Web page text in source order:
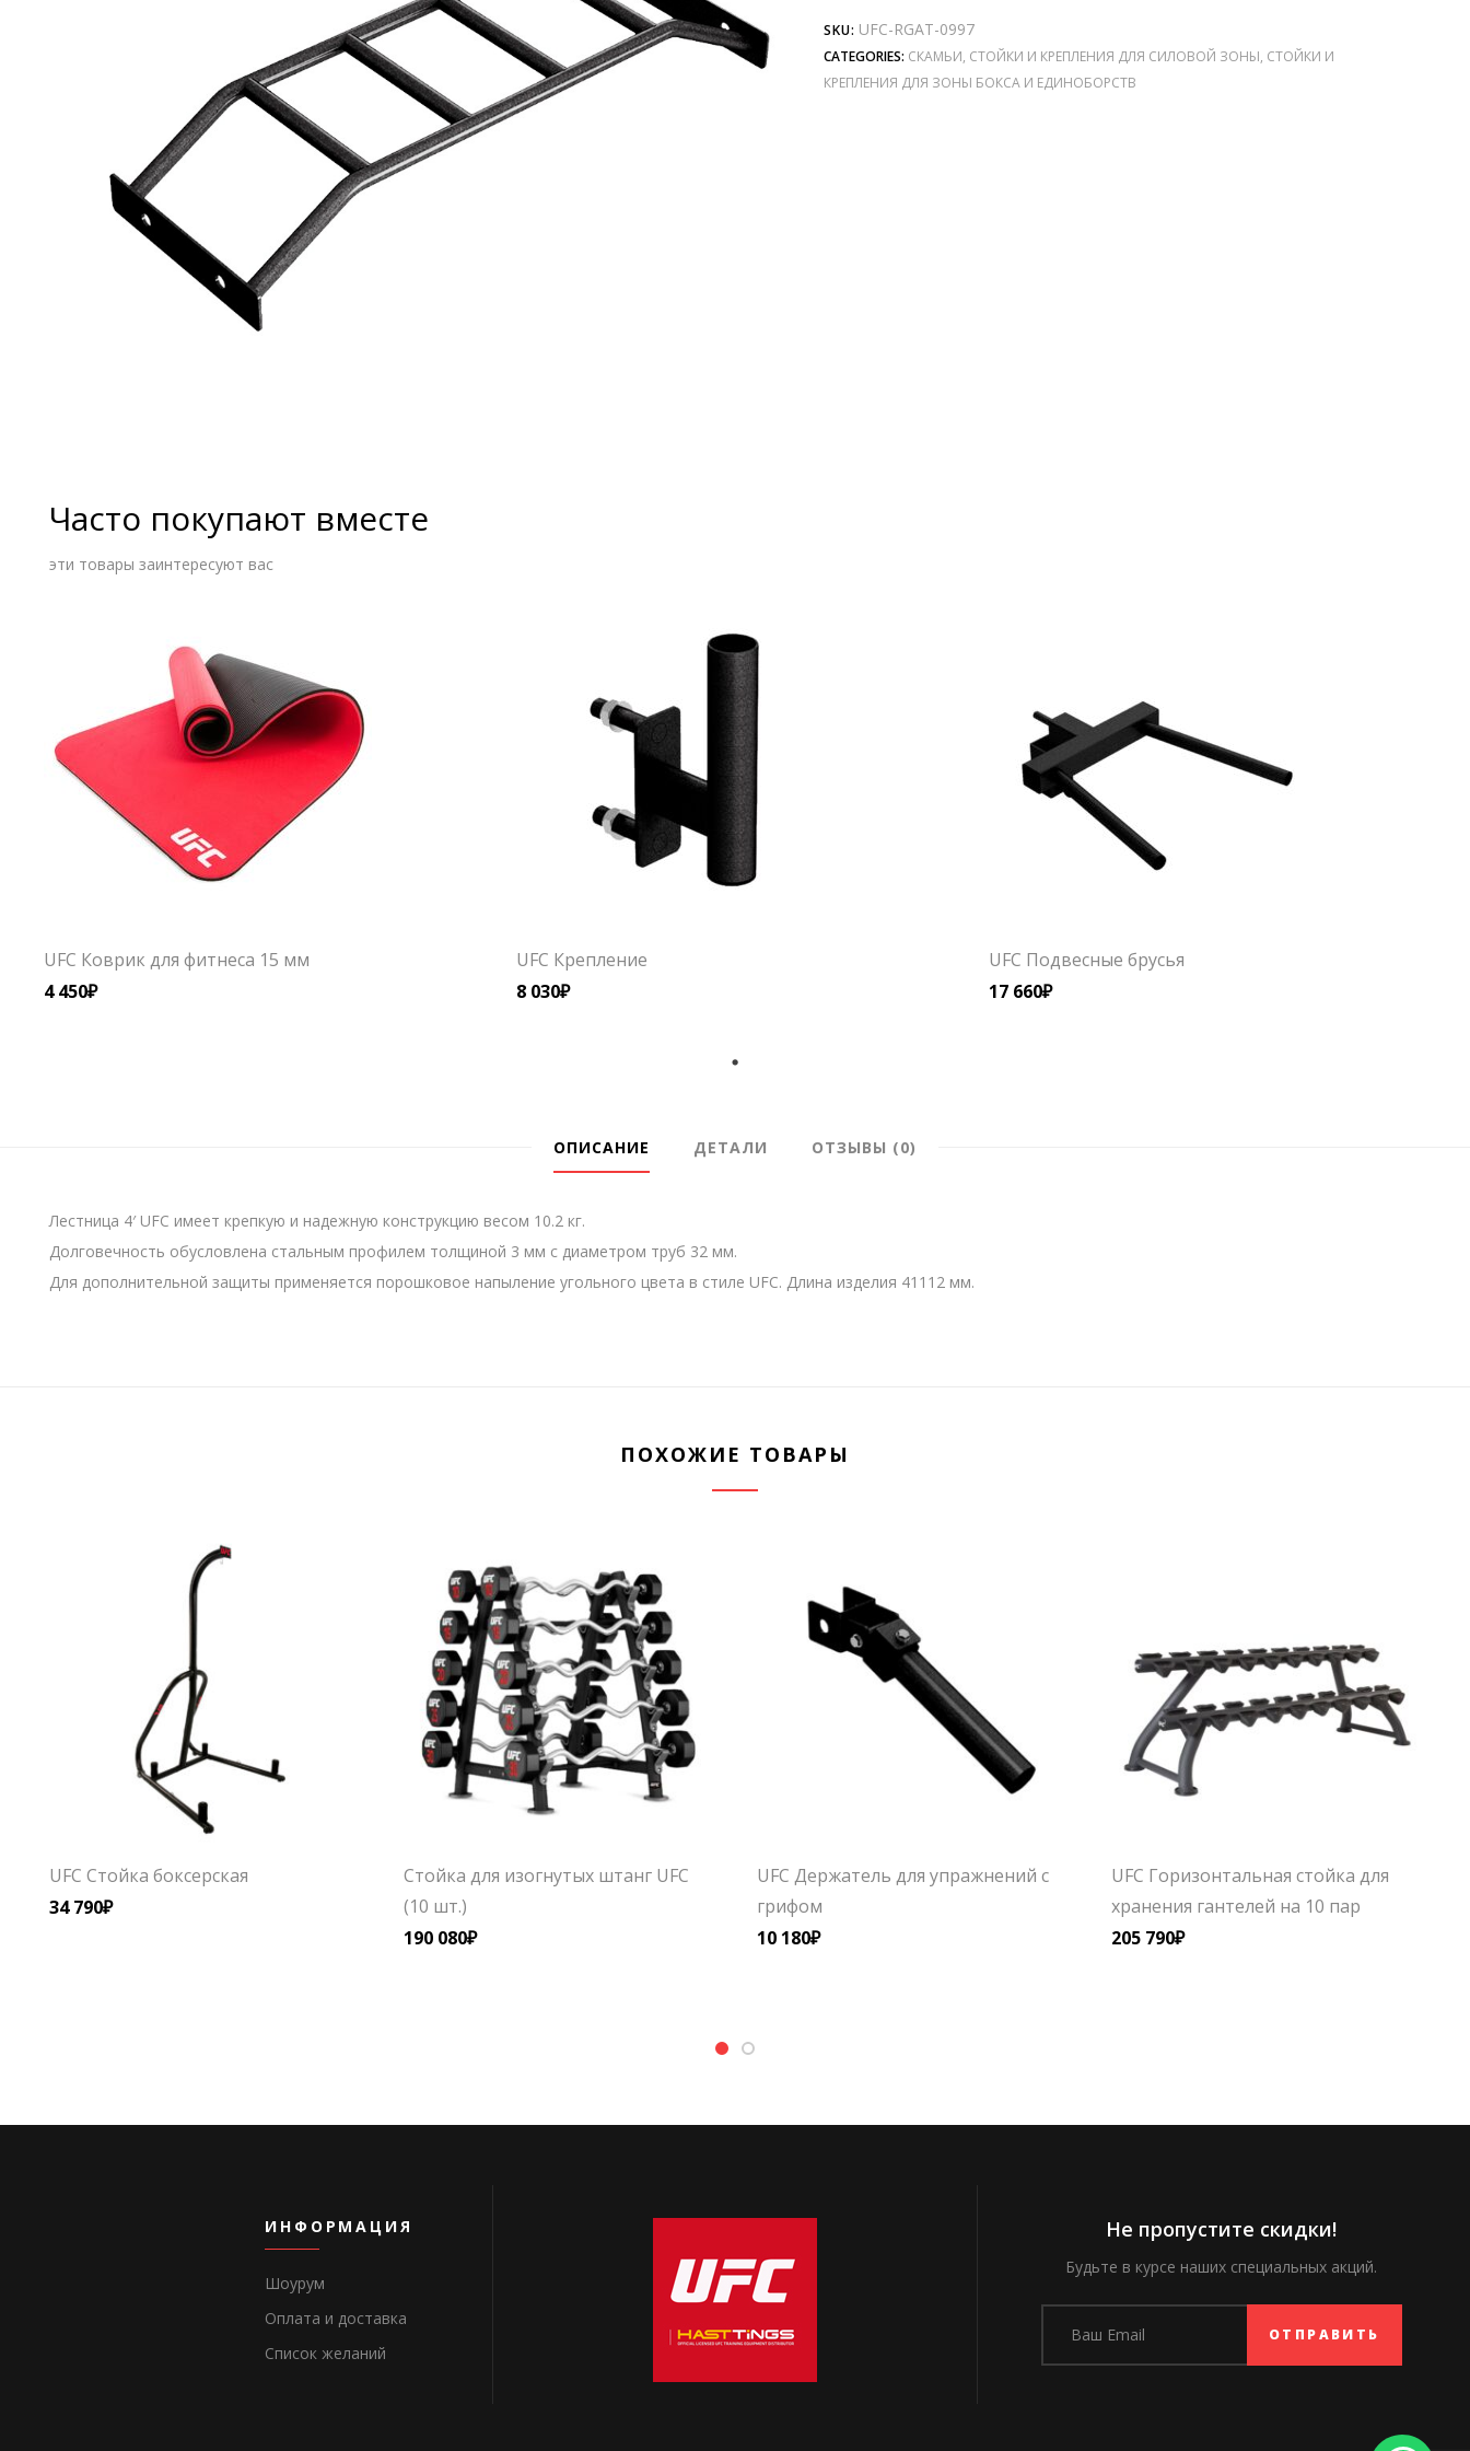
SKU: UFC-RGAT-0997
CATEGORIES: СКАМЬИ, СТОЙКИ И КРЕПЛЕНИЯ ДЛЯ СИЛОВОЙ ЗОНЫ, СТОЙКИ И
КРЕПЛЕНИЯ ДЛЯ ЗОНЫ БОКСА И ЕДИНОБОРСТВ
Часто покупают вместе
эти товары заинтересуют вас
UFC Коврик для фитнеса 15 мм
4 450₽
UFC Крепление
8 030₽
UFC Подвесные брусья
17 660₽
ОПИСАНИЕ ДЕТАЛИ ОТЗЫВЫ (0)
Лестница 4′ UFC имеет крепкую и надежную конструкцию весом 10.2 кг.
Долговечность обусловлена стальным профилем толщиной 3 мм с диаметром труб 32 мм.
Для дополнительной защиты применяется порошковое напыление угольного цвета в стиле UFC. Длина изделия 41112 мм.
ПОХОЖИЕ ТОВАРЫ
UFC Стойка боксерская
34 790₽
Стойка для изогнутых штанг UFC
(10 шт.)
190 080₽
UFC Держатель для упражнений с
грифом
10 180₽
UFC Горизонтальная стойка для
хранения гантелей на 10 пар
205 790₽
ИНФОРМАЦИЯ
Шоурум
Оплата и доставка
Список желаний
Не пропустите скидки!
Будьте в курсе наших специальных акций.
ОТПРАВИТЬ